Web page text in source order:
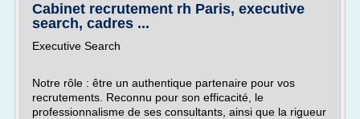
Cabinet recrutement rh Paris, executive
search, cadres ...
Executive Search
Notre rôle : être un authentique partenaire pour vos
recrutements. Reconnu pour son efficacité, le
professionnalisme de ses consultants, ainsi que la rigueur